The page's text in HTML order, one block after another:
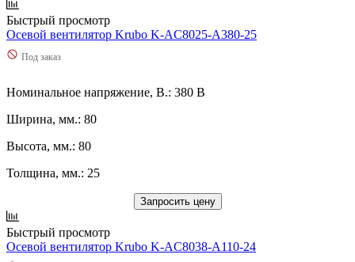
Быстрый просмотр
Осевой вентилятор Krubo K-AC8025-A380-25
Под заказ
Номинальное напряжение, В.: 380 В
Ширина, мм.: 80
Высота, мм.: 80
Толщина, мм.: 25
Запросить цену
Быстрый просмотр
Осевой вентилятор Krubo K-AC8038-A110-24